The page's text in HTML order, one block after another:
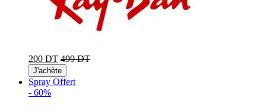
200 DT 499 DT
J'achète
Spray Offert
- 60%